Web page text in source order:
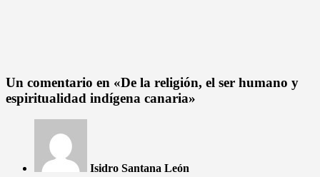
Un comentario en «De la religión, el ser humano y
espiritualidad indígena canaria»
Isidro Santana León